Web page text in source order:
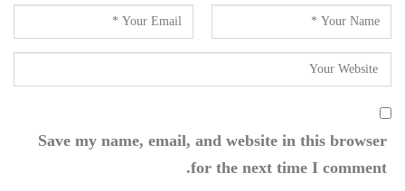
Save my name, email, and website in this browser
for the next time I comment.